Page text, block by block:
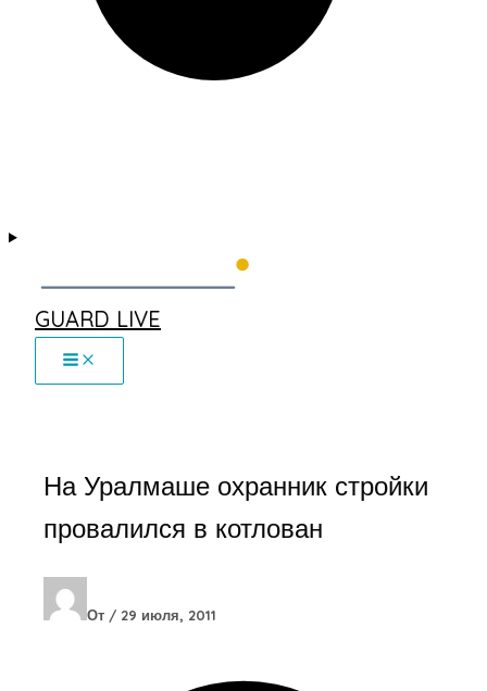
GUARD LIVE
На Уралмаше охранник стройки
провалился в котлован
От / 29 июля, 2011